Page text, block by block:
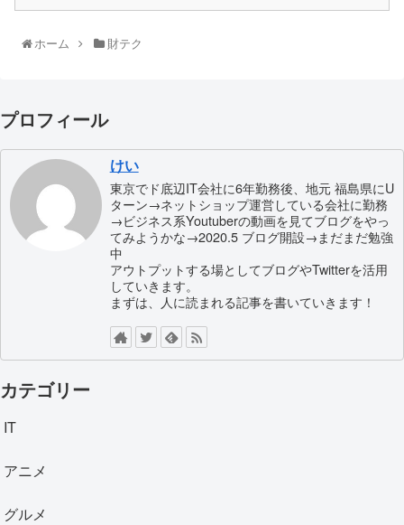
ホーム 財テク
プロフィール
けい
東京でド底辺IT会社に6年勤務後、地元 福島県にU
ターン→ネットショップ運営している会社に勤務
→ビジネス系Youtuberの動画を見てブログをやっ
てみようかな→2020.5 ブログ開設→まだまだ勉強
中
アウトプットする場としてブログやTwitterを活用
していきます。
まずは、人に読まれる記事を書いていきます！
カテゴリー
IT
アニメ
グルメ